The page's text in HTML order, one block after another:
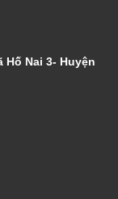
Hố Nai 3- Huyện